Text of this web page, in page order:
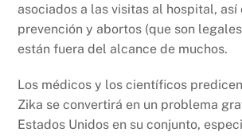
asociados a las visitas al hospital,
prevención y abortos (que son
están fuera del alcance de muchos.
Los médicos y los científicos
Zika se convertirá en un problema
Estados Unidos en su conjunto,